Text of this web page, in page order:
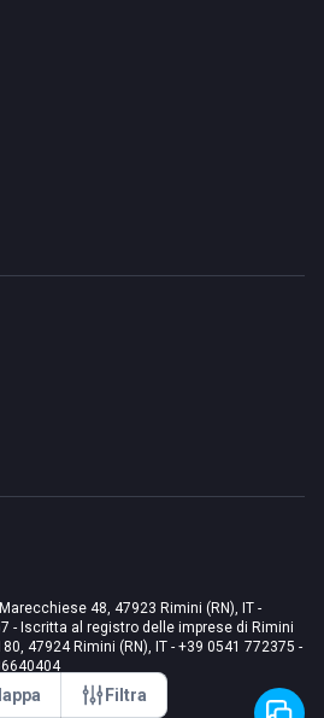
Filtra
48, 47923 Rimini (RN), IT -
- Iscritta al registro delle imprese di Rimini
47924 Rimini (RN), IT - +39 0541 772375 -